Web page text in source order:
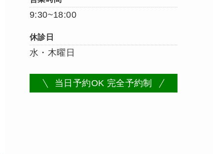
9:30~18:00
休診日
水・木曜日
当日予約OK 完全予約制